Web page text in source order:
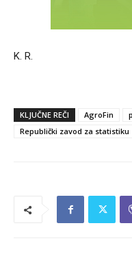
K. R.
KLJUČNE REČI AgroFin
Republički zavod za statistiku